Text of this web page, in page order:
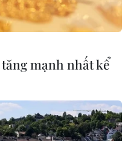
mạnh nhất kể